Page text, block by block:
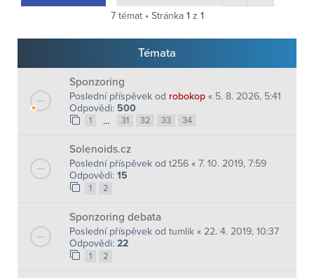
7 témat • Stránka 1 z 1
Témata
Sponzoring
Poslední příspěvek od robokop « 5. 8. 2026, 5:41
Odpovědi: 500
1 … 31 32 33 34
Solenoids.cz
Poslední příspěvek od t256 « 7. 10. 2019, 7:59
Odpovědi: 15
1 2
Sponzoring debata
Poslední příspěvek od tumlik « 22. 4. 2019, 10:37
Odpovědi: 22
1 2